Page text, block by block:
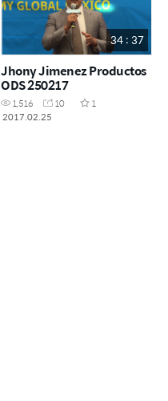
34 : 37
Jhony Jimenez Productos
ODS 250217
1,516 10
1
2017.02.25